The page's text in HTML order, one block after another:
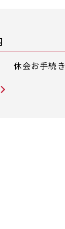
休会お手続き